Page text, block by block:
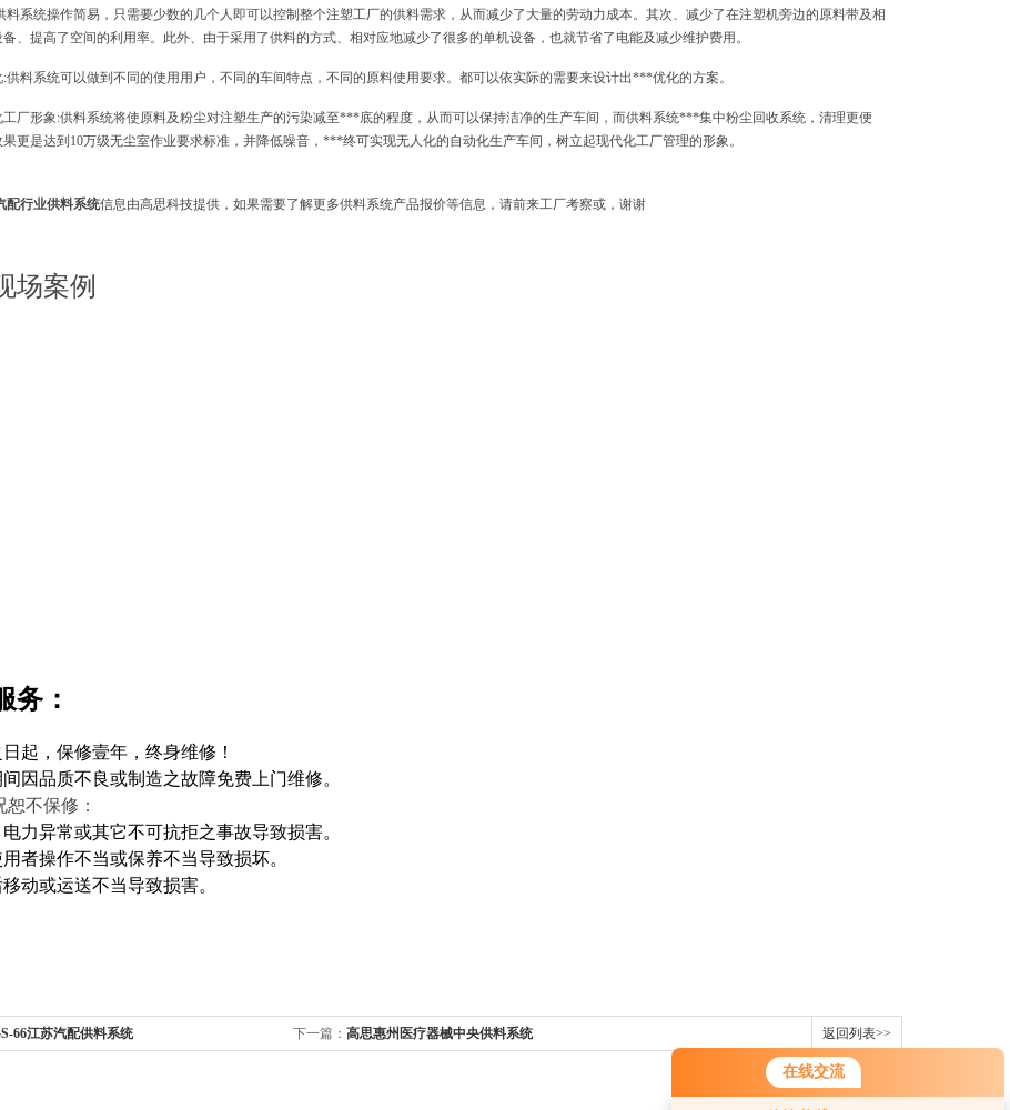
在线交流
料系统操作简易，只需要少数的几个人即可以控制整个注塑工厂的供料需求，从而减少了大量的劳动力成本。其次、减少了在注塑机旁边的原料带及相
备、提高了空间的利用率。此外、由于采用了供料的方式、相对应地减少了很多的单机设备，也就节省了电能及减少维护费用。
:供料系统可以做到不同的使用用户，不同的车间特点，不同的原料使用要求。都可以依实际的需要来设计出***优化的方案。
工厂形象:供料系统将使原料及粉尘对注塑生产的污染减至***底的程度，从而可以保持洁净的生产车间，而供料系统***集中粉尘回收系统，清理更便
更是达到10万级无尘室作业要求标准，并降低噪音，***终可实现无人化的自动化生产车间，树立起现代化工厂管理的形象。
配行业供料系统信息由高思科技提供，如果需要了解更多供料系统产品报价等信息，请前来工厂考察或，谢谢
场案例
务：
起，保修壹年，终身维修！
因品质不良或制造之故障免费上门维修。
不保修：
力异常或其它不可抗拒之事故导致损害。
者操作不当或保养不当导致损坏。
动或运送不当导致损害。
66江苏汽配供料系统 下一篇： 高思惠州医疗器械中央供料系统 返回列表>>